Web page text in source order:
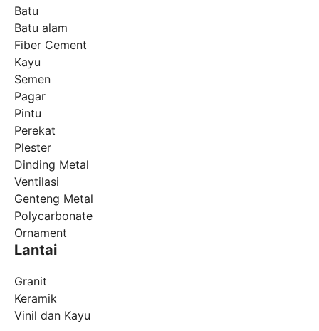
Batu
Batu alam
Fiber Cement
Kayu
Semen
Pagar
Pintu
Perekat
Plester
Dinding Metal
Ventilasi
Genteng Metal
Polycarbonate
Ornament
Lantai
Granit
Keramik
Vinil dan Kayu